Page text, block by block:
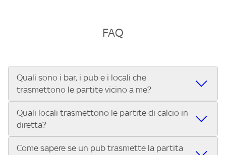
FAQ
Quali sono i bar, i pub e i locali che
trasmettono le partite vicino a me?
Se cerchi un bar, pub, ristorante o locale vicino a te per
vedere le partite di Serie A ENILIVE, la Serie C Sky Wifi, la
UEFA Champions League, la UEFA Europa League, la UEFA
Conference League, il Tennis, la Formula 1®, la MotoGP™ e
Quali locali trasmettono le partite di calcio in
diretta?
Vuoi sapere quali bar, pub o ristoranti mostrano le partite
Come sapere se un pub trasmette la partita